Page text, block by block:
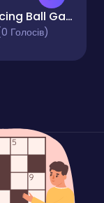
Bouncing Ball Game
Голосів)